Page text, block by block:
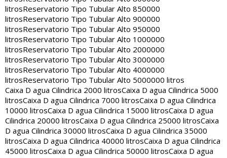
litrosReservatorio Tipo Tubular Alto 850000
litrosReservatorio Tipo Tubular Alto 900000
litrosReservatorio Tipo Tubular Alto 950000
litrosReservatorio Tipo Tubular Alto 1000000
litrosReservatorio Tipo Tubular Alto 2000000
litrosReservatorio Tipo Tubular Alto 3000000
litrosReservatorio Tipo Tubular Alto 4000000
litrosReservatorio Tipo Tubular Alto 5000000 litros
Caixa D agua Cilindrica 2000 litrosCaixa D agua Cilindrica 5000
litrosCaixa D agua Cilindrica 7000 litrosCaixa D agua Cilindrica
10000 litrosCaixa D agua Cilindrica 15000 litrosCaixa D agua
Cilindrica 20000 litrosCaixa D agua Cilindrica 25000 litrosCaixa
D agua Cilindrica 30000 litrosCaixa D agua Cilindrica 35000
litrosCaixa D agua Cilindrica 40000 litrosCaixa D agua Cilindrica
45000 litrosCaixa D agua Cilindrica 50000 litrosCaixa D agua